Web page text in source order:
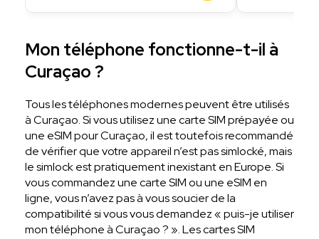
Mon téléphone fonctionne-t-il à
Curaçao ?
Tous les téléphones modernes peuvent être utilisés
à Curaçao. Si vous utilisez une carte SIM prépayée ou
une eSIM pour Curaçao, il est toutefois recommandé
de vérifier que votre appareil n’est pas simlocké, mais
le simlock est pratiquement inexistant en Europe. Si
vous commandez une carte SIM ou une eSIM en
ligne, vous n’avez pas à vous soucier de la
compatibilité si vous vous demandez « puis-je utiliser
mon téléphone à Curaçao ? ». Les cartes SIM